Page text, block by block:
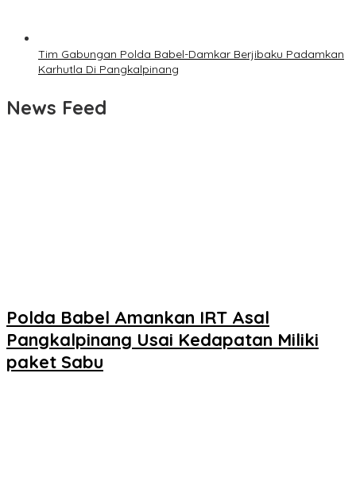
Tim Gabungan Polda Babel-Damkar Berjibaku Padamkan
Karhutla Di Pangkalpinang
News Feed
Polda Babel Amankan IRT Asal
Pangkalpinang Usai Kedapatan Miliki
paket Sabu